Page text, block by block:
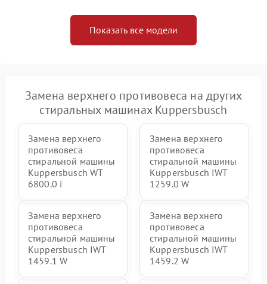
Показать все модели
Замена верхнего противовеса на других
стиральных машинах Kuppersbusch
Замена верхнего
противовеса
стиральной машины
Kuppersbusch WT
6800.0 i
Замена верхнего
противовеса
стиральной машины
Kuppersbusch IWT
1259.0 W
Замена верхнего
противовеса
стиральной машины
Kuppersbusch IWT
1459.1 W
Замена верхнего
противовеса
стиральной машины
Kuppersbusch IWT
1459.2 W